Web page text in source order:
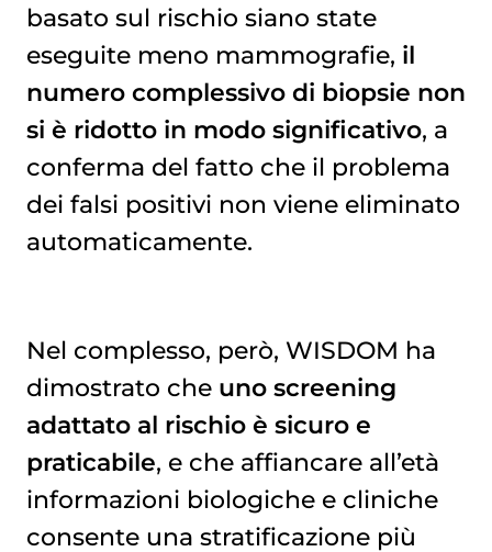
basato sul rischio siano state
eseguite meno mammografie, il
numero complessivo di biopsie non
si è ridotto in modo significativo, a
conferma del fatto che il problema
dei falsi positivi non viene eliminato
automaticamente.
Nel complesso, però, WISDOM ha
dimostrato che uno screening
adattato al rischio è sicuro e
praticabile, e che affiancare all’età
informazioni biologiche e cliniche
consente una stratificazione più